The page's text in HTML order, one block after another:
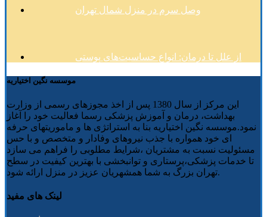
وصل سرم در منزل شمال تهران
از علل تا درمان: انواع حساسیت‌های پوستی
موسسه نگین اختیاریه
این مرکز از سال 1380 پس از اخذ مجوزهای رسمی از وزارت
بهداشت، درمان و آموزش پزشکی رسما فعالیت خود را آغاز
نمود.موسسه نگین اختیاریه بنا به استراتژی ها و ماموریتهای حرفه
ای خود همواره با جذب نیروهای وفادار و متخصص و با حس
مسئولیت نسبت به مشتریان ،شرایط مطلوبی را فراهم می سازد
تا خدمات پزشکی،پرستاری و توانبخشی با بهترین کیفیت در سطح
تهران بزرگ به شما همشهریان عزیز در منزل ارائه شود.
لینک های مفید